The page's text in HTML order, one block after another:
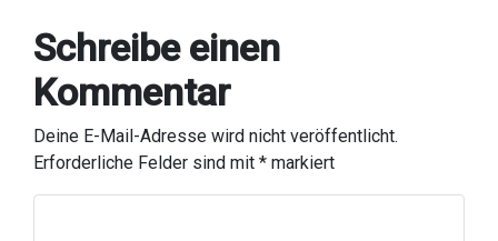
Schreibe einen
Kommentar
Deine E-Mail-Adresse wird nicht veröffentlicht.
Erforderliche Felder sind mit * markiert